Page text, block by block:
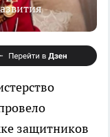
защитников